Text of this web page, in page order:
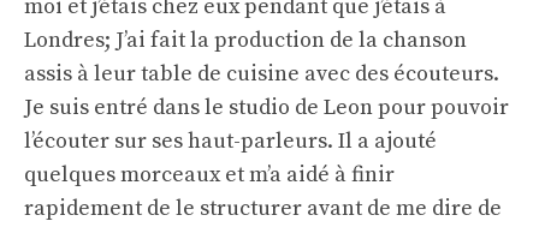
moi et j’étais chez eux pendant que j’étais à
Londres; J’ai fait la production de la chanson
assis à leur table de cuisine avec des écouteurs.
Je suis entré dans le studio de Leon pour pouvoir
l’écouter sur ses haut-parleurs. Il a ajouté
quelques morceaux et m’a aidé à finir
rapidement de le structurer avant de me dire de